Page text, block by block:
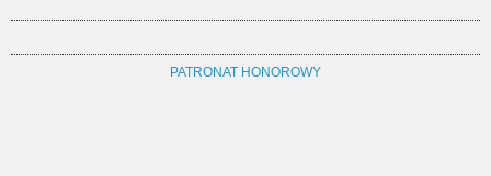
PATRONAT HONOROWY